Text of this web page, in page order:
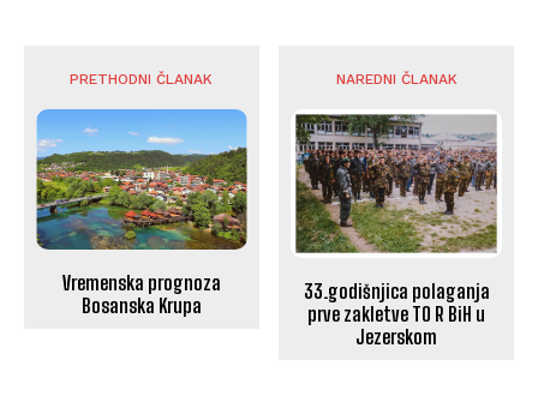
PRETHODNI ČLANAK
Vremenska prognoza
Bosanska Krupa
NAREDNI ČLANAK
33.godišnjica polaganja
prve zakletve TO R BiH u
Jezerskom